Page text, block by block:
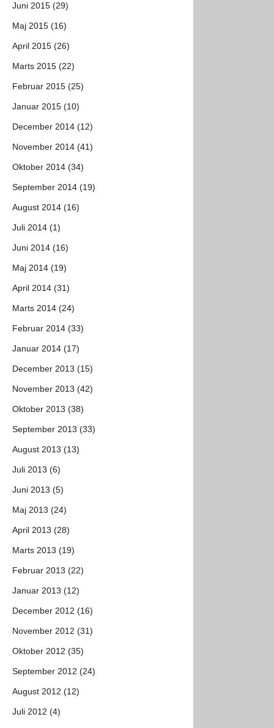
Juni 2015 (29)
Maj 2015 (16)
April 2015 (26)
Marts 2015 (22)
Februar 2015 (25)
Januar 2015 (10)
December 2014 (12)
November 2014 (41)
Oktober 2014 (34)
September 2014 (19)
August 2014 (16)
Juli 2014 (1)
Juni 2014 (16)
Maj 2014 (19)
April 2014 (31)
Marts 2014 (24)
Februar 2014 (33)
Januar 2014 (17)
December 2013 (15)
November 2013 (42)
Oktober 2013 (38)
September 2013 (33)
August 2013 (13)
Juli 2013 (6)
Juni 2013 (5)
Maj 2013 (24)
April 2013 (28)
Marts 2013 (19)
Februar 2013 (22)
Januar 2013 (12)
December 2012 (16)
November 2012 (31)
Oktober 2012 (35)
September 2012 (24)
August 2012 (12)
Juli 2012 (4)